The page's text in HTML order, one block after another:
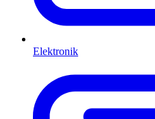
Elektronik